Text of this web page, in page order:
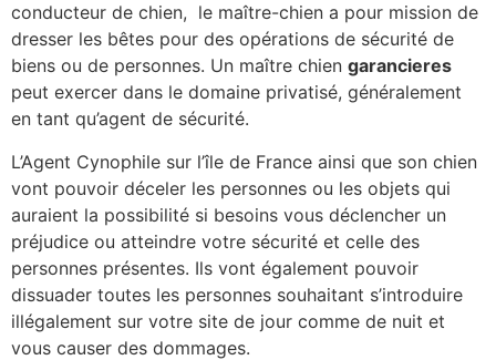
conducteur de chien, le maître-chien a pour mission de
dresser les bêtes pour des opérations de sécurité de
biens ou de personnes. Un maître chien garancieres
peut exercer dans le domaine privatisé, généralement
en tant qu’agent de sécurité.
L’Agent Cynophile sur l’île de France ainsi que son chien
vont pouvoir déceler les personnes ou les objets qui
auraient la possibilité si besoins vous déclencher un
préjudice ou atteindre votre sécurité et celle des
personnes présentes. Ils vont également pouvoir
dissuader toutes les personnes souhaitant s’introduire
illégalement sur votre site de jour comme de nuit et
vous causer des dommages.